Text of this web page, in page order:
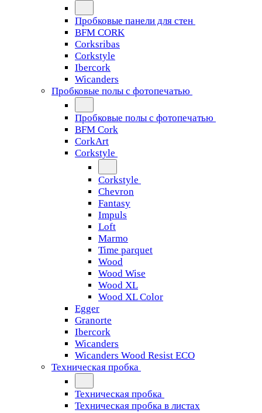
Пробковые панели для стен
BFM CORK
Corksribas
Corkstyle
Ibercork
Wicanders
Пробковые полы с фотопечатью
Пробковые полы с фотопечатью
BFM Cork
CorkArt
Corkstyle
Corkstyle
Chevron
Fantasy
Impuls
Loft
Marmo
Time parquet
Wood
Wood Wise
Wood XL
Wood XL Color
Egger
Granorte
Ibercork
Wicanders
Wicanders Wood Resist ECO
Техническая пробка
Техническая пробка
Техническая пробка в листах